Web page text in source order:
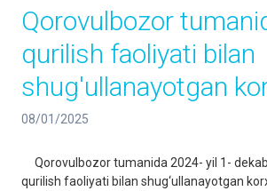
Qorovulbozor
qurilish faoliyati bilan
shug'ullanayotgan
08/01/2025
Qorovulbozor tumanida 2024- yil 1-
qurilish faoliyati bilan shug‘ullanayotgan